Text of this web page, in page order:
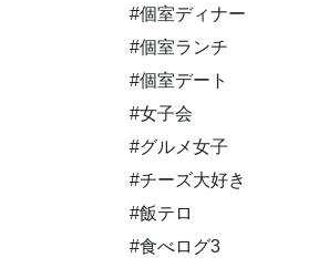
#個室ディナー
#個室ランチ
#個室デート
#女子会
#グルメ女子
#チーズ大好き
#飯テロ
#食べログ3